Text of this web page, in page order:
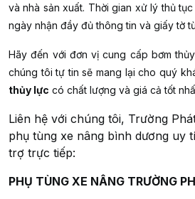
và nhà sản xuất. Thời gian xử lý thủ
ngày nhận đầy đủ thông tin và giấy tờ
Hãy đến với đơn vị cung cấp bơm
chúng tôi tự tin sẽ mang lại cho quý
thủy lực có chất lượng và giá cả tốt
Liên hệ với chúng tôi, Trường
phụ tùng xe nâng bình dương uy
trợ trực tiếp:
PHỤ TÙNG XE NÂNG TRƯỜNG